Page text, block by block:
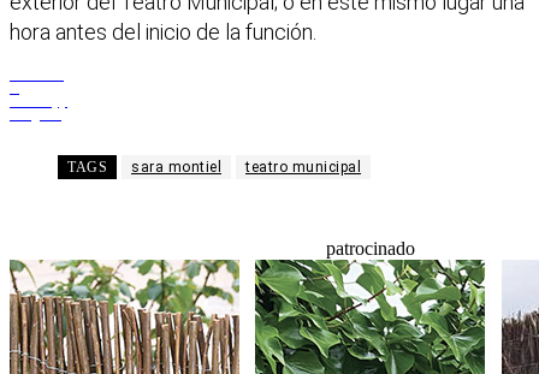
hora antes del inicio de la función.
TAGS sara montiel teatro municipal
patrocinado